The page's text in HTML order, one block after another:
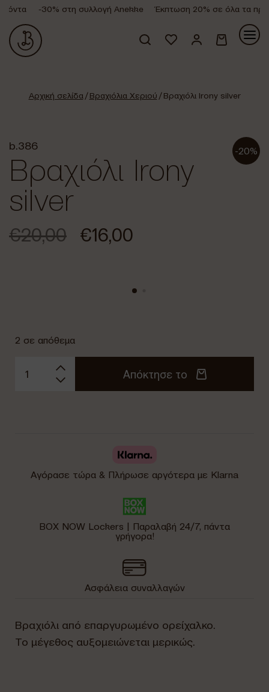
-30% στη συλλογή Anekke Έκπτωση 20% σε όλα τα
Αρχική σελίδα/Βραχιόλια Χεριού / Βραχιόλι Irony silver
-20%
b.386
Βραχιόλι Irony
silver
€20,00 €16,00
2 σε απόθεμα
Απόκτησε το
Αγόρασε τώρα & Πλήρωσε αργότερα με Klarna
BOX NOW Lockers | Παραλαβή 24/7, πάντα
γρήγορα!
Ασφάλεια συναλλαγών
Βραχιόλι από επαργυρωμένο ορείχαλκο.
Το μέγεθος αυξομειώνεται μερικώς.